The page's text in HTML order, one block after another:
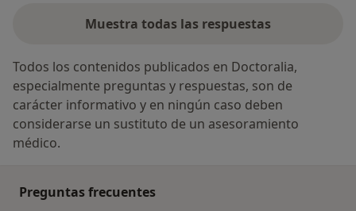
Muestra todas las respuestas
Todos los contenidos publicados en Doctoralia,
especialmente preguntas y respuestas, son de
carácter informativo y en ningún caso deben
considerarse un sustituto de un asesoramiento
médico.
Preguntas frecuentes